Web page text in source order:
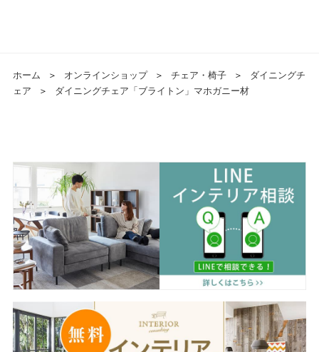
ホーム ＞ オンラインショップ ＞ チェア・椅子 ＞
ダイニングチ
ェア
＞ ダイニングチェア「ブライトン」マホガニー材